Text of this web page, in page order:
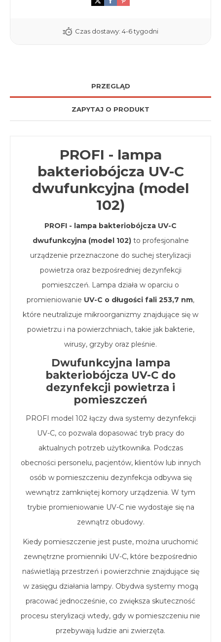
Czas dostawy: 4-6 tygodni
PRZEGLĄD
ZAPYTAJ O PRODUKT
PROFI - lampa
bakteriobójcza UV-C
dwufunkcyjna (model
102)
PROFI - lampa bakteriobójcza UV-C
dwufunkcyjna (model 102)to profesjonalne
urządzenie przeznaczone do suchej sterylizacji
powietrza oraz bezpośredniej dezynfekcji
pomieszczeń. Lampa działa w oparciu o
promieniowanie UV-C o długości fali 253,7 nm,
które neutralizuje mikroorganizmy znajdujące się w
powietrzu i na powierzchniach, takie jak bakterie,
wirusy, grzyby oraz pleśnie.
Dwufunkcyjna lampa
bakteriobójcza UV-C do
dezynfekcji powietrza i
pomieszczeń
PROFI model 102 łączy dwa systemy dezynfekcji
UV-C, co pozwala dopasować tryb pracy do
aktualnych potrzeb użytkownika. Podczas
obecności personelu, pacjentów, klientów lub innych
osób w pomieszczeniu dezynfekcja odbywa się
wewnątrz zamkniętej komory urządzenia. W tym
trybie promieniowanie UV-C nie wydostaje się na
zewnątrz obudowy.
Kiedy pomieszczenie jest puste, można uruchomić
zewnętrzne promienniki UV-C, które bezpośrednio
naświetlają przestrzeń i powierzchnie znajdujące się
w zasięgu działania lampy. Obydwa systemy mogą
pracować jednocześnie, co zwiększa skuteczność
procesu sterylizacji wtedy, gdy w pomieszczeniu nie
przebywają ludzie ani zwierzęta.